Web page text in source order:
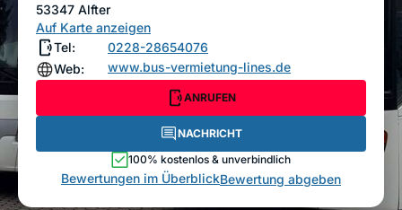
53347 Alfter
Auf Karte anzeigen
Tel:
0228-28654076
Web:
www.bus-vermietung-lines.de
ANRUFEN
NACHRICHT
100% kostenlos & unverbindlich
Bewertungen im ÜberblickBewertung abgeben